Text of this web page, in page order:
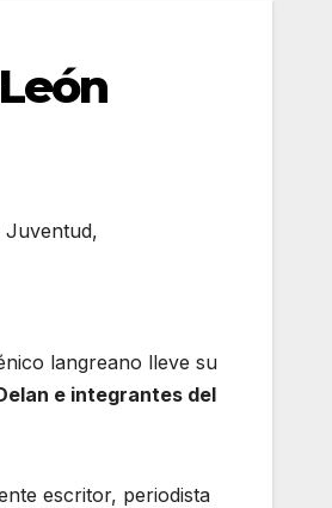
Juventud,
langreano lleve su
e integrantes del
escritor, periodista